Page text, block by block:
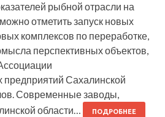
рыбной отрасли на
отметить запуск новых
комплексов по переработке,
перспективных объектов,
Сахалинской
Современные заводы,
области…
ПОДРОБНЕЕ